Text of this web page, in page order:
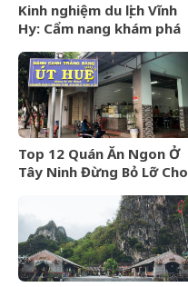
Kinh nghiệm du lịch Vĩnh
Hy: Cẩm nang khám phá
Ninh Thuận
Top 12 Quán Ăn Ngon Ở
Tây Ninh Đừng Bỏ Lỡ Cho